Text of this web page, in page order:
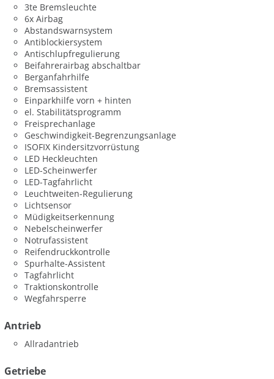
3te Bremsleuchte
6x Airbag
Abstandswarnsystem
Antiblockiersystem
Antischlupfregulierung
Beifahrerairbag abschaltbar
Berganfahrhilfe
Bremsassistent
Einparkhilfe vorn + hinten
el. Stabilitätsprogramm
Freisprechanlage
Geschwindigkeit-Begrenzungsanlage
ISOFIX Kindersitzvorrüstung
LED Heckleuchten
LED-Scheinwerfer
LED-Tagfahrlicht
Leuchtweiten-Regulierung
Lichtsensor
Müdigkeitserkennung
Nebelscheinwerfer
Notrufassistent
Reifendruckkontrolle
Spurhalte-Assistent
Tagfahrlicht
Traktionskontrolle
Wegfahrsperre
Antrieb
Allradantrieb
Getriebe